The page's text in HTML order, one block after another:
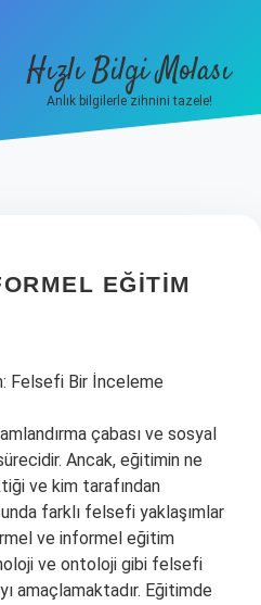
Hızlı Bilgi Molası
Anlık bilgilerle zihnini tazele!
EĞITIM
Felsefi Bir İnceleme
çabası ve sosyal
Ancak, eğitimin ne
ve kim tarafından
farklı felsefi yaklaşımlar
ve informel eğitim
ve ontoloji gibi felsefi
amaçlamaktadır. Eğitimde